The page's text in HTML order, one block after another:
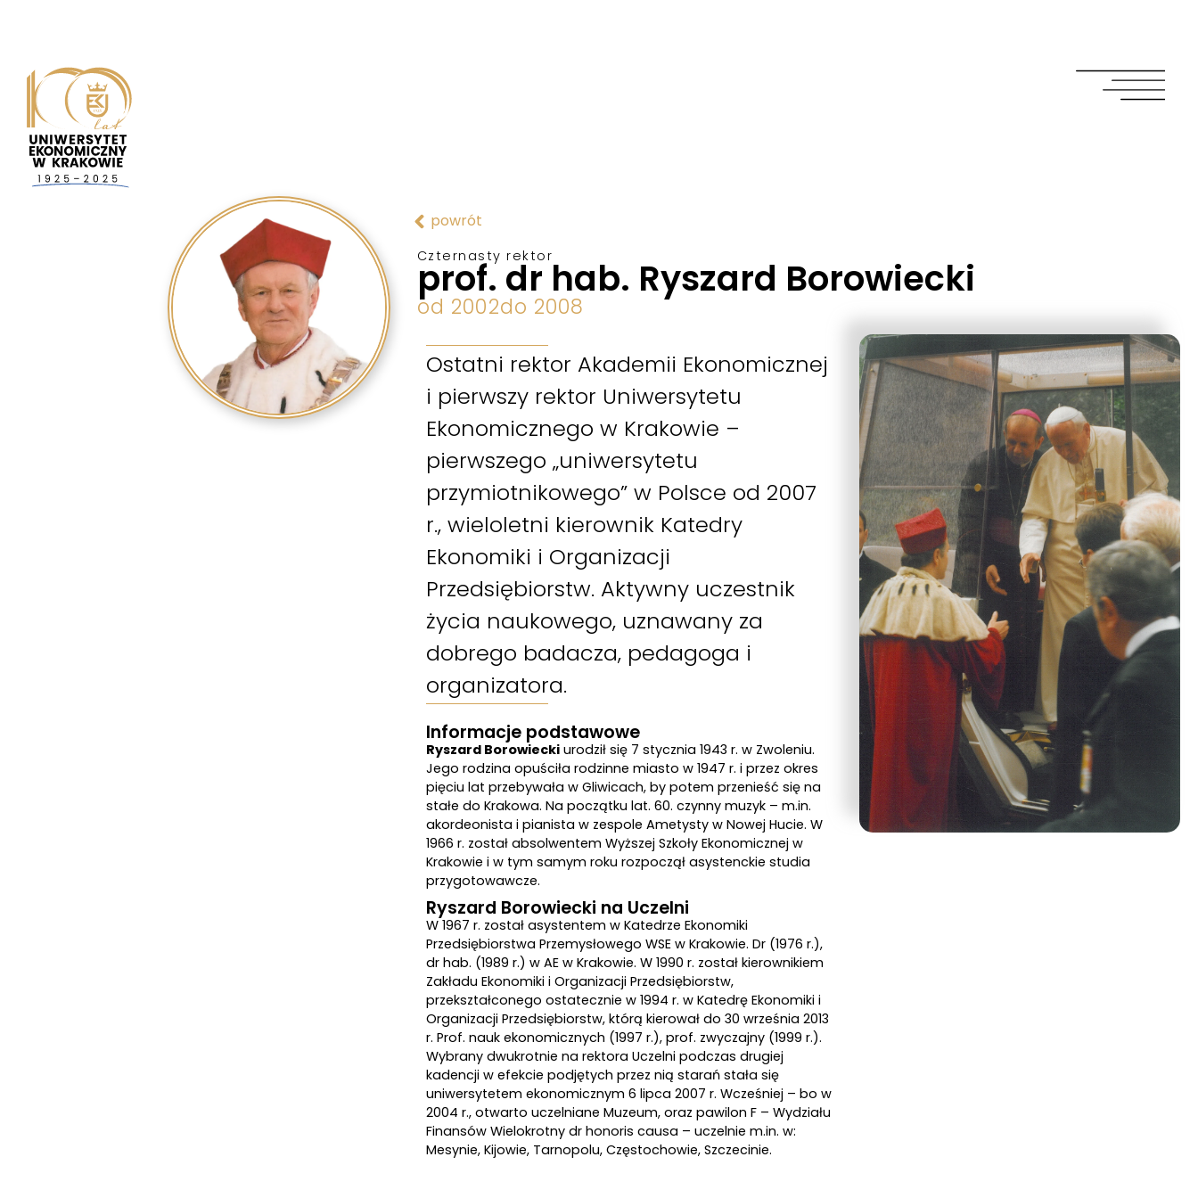
powrót
Czternasty rektor
prof. dr hab. Ryszard Borowiecki
od 2002do 2008
Ostatni rektor Akademii Ekonomicznej
i pierwszy rektor Uniwersytetu
Ekonomicznego w Krakowie –
pierwszego „uniwersytetu
przymiotnikowego” w Polsce od 2007
r., wieloletni kierownik Katedry
Ekonomiki i Organizacji
Przedsiębiorstw. Aktywny uczestnik
życia naukowego, uznawany za
dobrego badacza, pedagoga i
organizatora.
Informacje podstawowe
Ryszard Borowieckiurodził się 7 stycznia 1943 r. w Zwoleniu.
Jego rodzina opuściła rodzinne miasto w 1947 r. i przez okres
pięciu lat przebywała w Gliwicach, by potem przenieść się na
stałe do Krakowa. Na początku lat. 60. czynny muzyk – m.in.
akordeonista i pianista w zespole Ametysty w Nowej Hucie. W
1966 r. został absolwentem Wyższej Szkoły Ekonomicznej w
Krakowie i w tym samym roku rozpoczął asystenckie studia
przygotowawcze.
Ryszard Borowiecki na Uczelni
W 1967 r. został asystentem w Katedrze Ekonomiki
Przedsiębiorstwa Przemysłowego WSE w Krakowie. Dr (1976 r.),
dr hab. (1989 r.) w AE w Krakowie. W 1990 r. został kierownikiem
Zakładu Ekonomiki i Organizacji Przedsiębiorstw,
przekształconego ostatecznie w 1994 r. w Katedrę Ekonomiki i
Organizacji Przedsiębiorstw, którą kierował do 30 września 2013
r. Prof. nauk ekonomicznych (1997 r.), prof. zwyczajny (1999 r.).
Wybrany dwukrotnie na rektora Uczelni podczas drugiej
kadencji w efekcie podjętych przez nią starań stała się
uniwersytetem ekonomicznym 6 lipca 2007 r. Wcześniej – bo w
2004 r., otwarto uczelniane Muzeum, oraz pawilon F – Wydziału
Finansów Wielokrotny dr honoris causa – uczelnie m.in. w:
Mesynie, Kijowie, Tarnopolu, Częstochowie, Szczecinie.